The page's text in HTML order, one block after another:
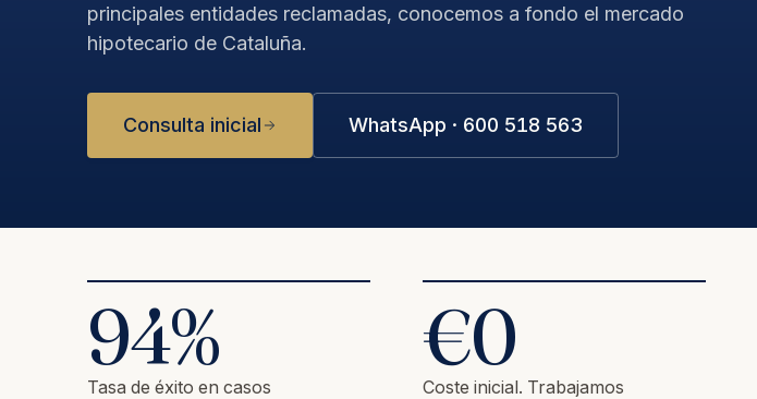
principales entidades reclamadas, conocemos a fondo el mercado
hipotecario de Cataluña.
Consulta inicial WhatsApp · 600 518 563
94%
Tasa de éxito en casos
€0
Coste inicial. Trabajamos